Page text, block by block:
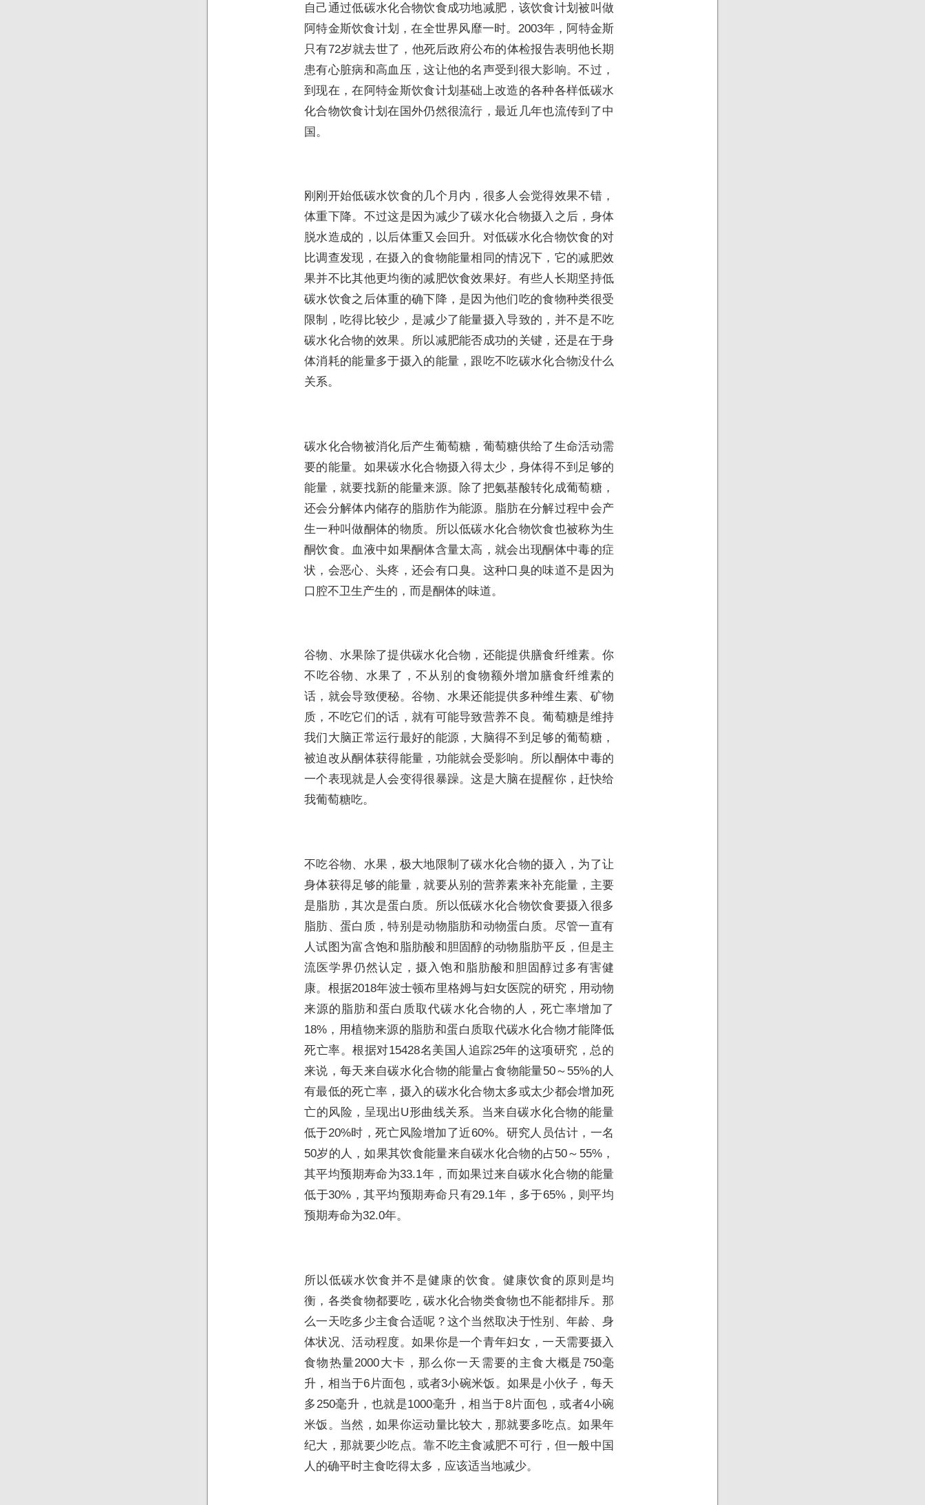
自己通过低碳水化合物饮食成功地减肥，该饮食计划被叫做
阿特金斯饮食计划，在全世界风靡一时。2003年，阿特金斯
只有72岁就去世了，他死后政府公布的体检报告表明他长期
患有心脏病和高血压，这让他的名声受到很大影响。不过，
到现在，在阿特金斯饮食计划基础上改造的各种各样低碳水
化合物饮食计划在国外仍然很流行，最近几年也流传到了中
国。
刚刚开始低碳水饮食的几个月内，很多人会觉得效果不错，
体重下降。不过这是因为减少了碳水化合物摄入之后，身体
脱水造成的，以后体重又会回升。对低碳水化合物饮食的对
比调查发现，在摄入的食物能量相同的情况下，它的减肥效
果并不比其他更均衡的减肥饮食效果好。有些人长期坚持低
碳水饮食之后体重的确下降，是因为他们吃的食物种类很受
限制，吃得比较少，是减少了能量摄入导致的，并不是不吃
碳水化合物的效果。所以减肥能否成功的关键，还是在于身
体消耗的能量多于摄入的能量，跟吃不吃碳水化合物没什么
关系。
碳水化合物被消化后产生葡萄糖，葡萄糖供给了生命活动需
要的能量。如果碳水化合物摄入得太少，身体得不到足够的
能量，就要找新的能量来源。除了把氨基酸转化成葡萄糖，
还会分解体内储存的脂肪作为能源。脂肪在分解过程中会产
生一种叫做酮体的物质。所以低碳水化合物饮食也被称为生
酮饮食。血液中如果酮体含量太高，就会出现酮体中毒的症
状，会恶心、头疼，还会有口臭。这种口臭的味道不是因为
口腔不卫生产生的，而是酮体的味道。
谷物、水果除了提供碳水化合物，还能提供膳食纤维素。你
不吃谷物、水果了，不从别的食物额外增加膳食纤维素的
话，就会导致便秘。谷物、水果还能提供多种维生素、矿物
质，不吃它们的话，就有可能导致营养不良。葡萄糖是维持
我们大脑正常运行最好的能源，大脑得不到足够的葡萄糖，
被迫改从酮体获得能量，功能就会受影响。所以酮体中毒的
一个表现就是人会变得很暴躁。这是大脑在提醒你，赶快给
我葡萄糖吃。
不吃谷物、水果，极大地限制了碳水化合物的摄入，为了让
身体获得足够的能量，就要从别的营养素来补充能量，主要
是脂肪，其次是蛋白质。所以低碳水化合物饮食要摄入很多
脂肪、蛋白质，特别是动物脂肪和动物蛋白质。尽管一直有
人试图为富含饱和脂肪酸和胆固醇的动物脂肪平反，但是主
流医学界仍然认定，摄入饱和脂肪酸和胆固醇过多有害健
康。根据2018年波士顿布里格姆与妇女医院的研究，用动物
来源的脂肪和蛋白质取代碳水化合物的人，死亡率增加了
18%，用植物来源的脂肪和蛋白质取代碳水化合物才能降低
死亡率。根据对15428名美国人追踪25年的这项研究，总的
来说，每天来自碳水化合物的能量占食物能量50～55%的人
有最低的死亡率，摄入的碳水化合物太多或太少都会增加死
亡的风险，呈现出U形曲线关系。当来自碳水化合物的能量
低于20%时，死亡风险增加了近60%。研究人员估计，一名
50岁的人，如果其饮食能量来自碳水化合物的占50～55%，
其平均预期寿命为33.1年，而如果过来自碳水化合物的能量
低于30%，其平均预期寿命只有29.1年，多于65%，则平均
预期寿命为32.0年。
所以低碳水饮食并不是健康的饮食。健康饮食的原则是均
衡，各类食物都要吃，碳水化合物类食物也不能都排斥。那
么一天吃多少主食合适呢？这个当然取决于性别、年龄、身
体状况、活动程度。如果你是一个青年妇女，一天需要摄入
食物热量2000大卡，那么你一天需要的主食大概是750毫
升，相当于6片面包，或者3小碗米饭。如果是小伙子，每天
多250毫升，也就是1000毫升，相当于8片面包，或者4小碗
米饭。当然，如果你运动量比较大，那就要多吃点。如果年
纪大，那就要少吃点。靠不吃主食减肥不可行，但一般中国
人的确平时主食吃得太多，应该适当地减少。